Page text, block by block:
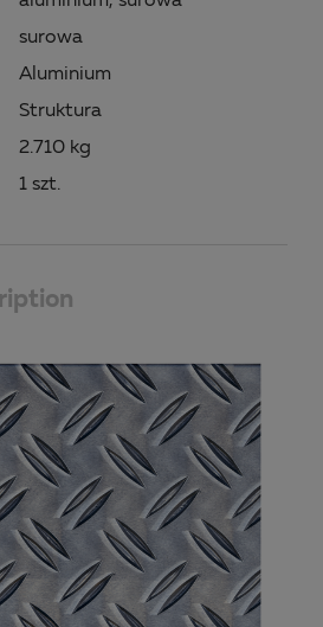
surowa
Aluminium
Struktura
2.710 kg
1 szt.